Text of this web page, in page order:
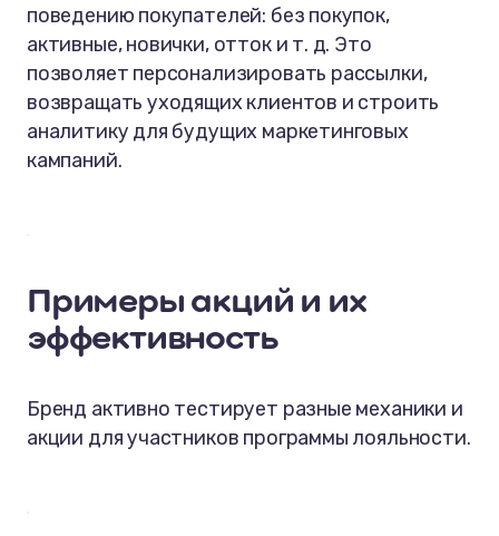
поведению покупателей: без покупок,
активные, новички, отток и т. д. Это
позволяет персонализировать рассылки,
возвращать уходящих клиентов и строить
аналитику для будущих маркетинговых
кампаний.
Примеры акций и их
эффективность
Бренд активно тестирует разные механики и
акции для участников программы лояльности.